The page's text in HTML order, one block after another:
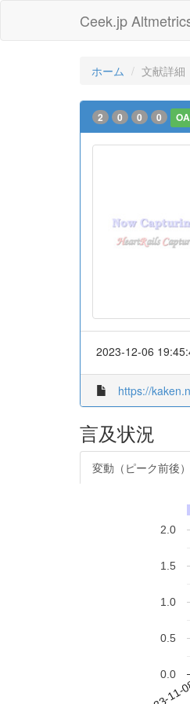
Ceek.jp
ホーム 文献詳細
2 0 0 0 OA
2023-12-06
https://
言及状況
変動（ピーク前後）
0.0
0.5
1.0
1.5
2.0